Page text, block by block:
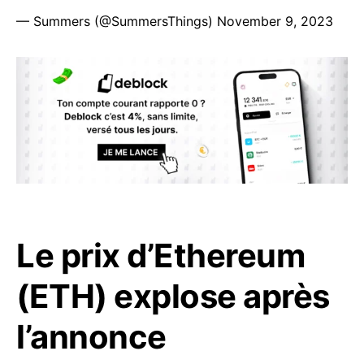
— Summers (@SummersThings) November 9, 2023
Le prix d’Ethereum
(ETH) explose après
l’annonce